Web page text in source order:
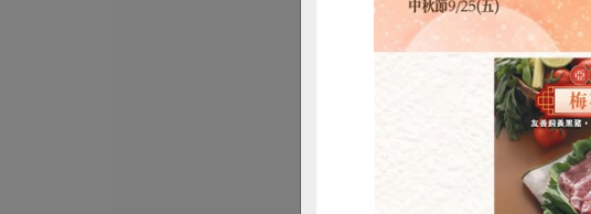
沛騰食品有限公司
黑葉白菜豬肉水餃-1050g
暫無庫存